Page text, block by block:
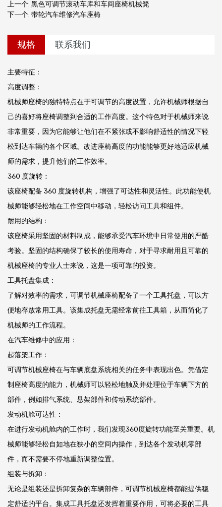
上一个: 黑色可​​调节滚动车库和车间座椅机械凳
下一个: 带轮汽车维修汽车座椅
规格 联系我们
主要特征：
高度调整：
机械师座椅的独特特点在于可调节的高度设置，允许机械师根据自
己的喜好将座椅调整到合适的工作高度。这个特色对于机械师来说
非常重要，因为它能够让他们在不紧张或不影响舒适性的情况下轻
松到达车辆的各个区域。改进座椅高度的功能能够更好地适应机械
师的需求，提升他们的工作效率。
360 度旋转：
该座椅配备 360 度旋转机构，增强了可达性和灵活性。此功能使机
械师能够轻松地在工作空间中移动，轻松访问工具和组件。
耐用的结构：
该座椅采用坚固的材料制成，能够承受汽车环境中日常使用的严酷
考验。坚固的结构确保了较长的使用寿命，对于寻求耐用且可靠的
机械座椅的专业人士来说，这是一项可靠的投资。
工具托盘集成：
了解对效率的需求，可调节机械座椅配备了一个工具托盘，可以方
便地存放常用工具。该集成托盘无需经常前往工具箱，从而简化了
机械师的工作流程。
在汽车维修中的应用：
起落架工作：
可调节机械座椅在与车辆底盘系统相关的任务中表现出色。凭借定
制座椅高度的能力，机械师可以轻松地触及并处理位于车辆下方的
部件，例如排气系统、悬架部件和传动系统部件。
发动机舱可达性：
在进行发动机舱内的工作时，我们发现360度旋转功能至关重要。机
械师能够轻松自如地在狭小的空间内操作，到达各个发动机零部
件，而不需要不停地重新调整位置。
组装与拆卸：
无论是组装还是拆卸复杂的车辆部件，可调节机械座椅都能提供稳
定舒适的平台。集成工具托盘还发挥着重要作用，可将必要的工具